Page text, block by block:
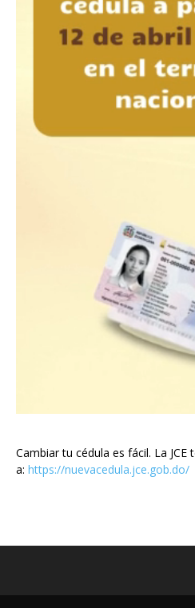
Cambiar tu cédula es fácil. La
a: https://nuevacedula.jce.gob.do/